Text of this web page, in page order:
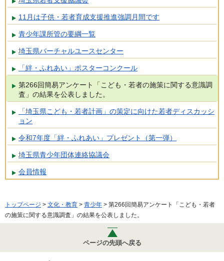
11月は子供・若者育成支援推進強調月間です
青少年課所管の要綱一覧
埼玉県バーチャルユースセンター
「絆・ふれあい」ポスターコンクール
第266回簡易アンケート「こども・若者の施策に関する意識調
査」の結果を公表しました。
「埼玉県こども・若者計画」の策定に向けた若者ディスカッシ
ョン
令和7年度「絆・ふれあい」プレゼント（第一弾）
埼玉県青少年団体連絡協議会
会員情報
トップページ > 文化・教育 > 青少年 > 第266回簡易アンケート「こども・若者
の施策に関する意識調査」の結果を公表しました。
ページの先頭へ戻る